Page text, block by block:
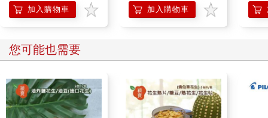
骨大小和臉部特徵。
高爾腦中逐漸架構出一個概念。他開始蒐集人類和動物的頭骨與
比對。例如，他會仔細檢視形狀和重量等特徵，尋找任何可能的
線索，看看能否說明野貓的肉食慾望，或是某個惡名昭彰、最近
三百個人類頭骨和一百二十座石膏模型。
他的結論是，大腦皮質（即大腦外層，高爾稱之為「外皮」）中
不同的局部區域似乎與他稱為「基本能力」的二十七種先天心理
加入購物車 加入購物車
您可能也需要